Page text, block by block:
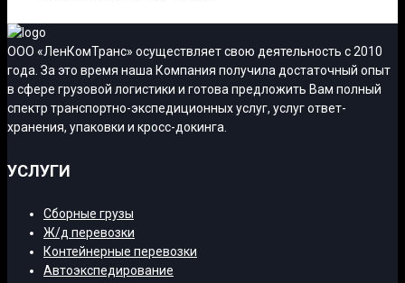
ООО «ЛенКомТранс» осуществляет свою деятельность с 2010
года. За это время наша Компания получила достаточный опыт
в сфере грузовой логистики и готова предложить Вам полный
спектр транспортно-экспедиционных услуг, услуг ответ-
хранения, упаковки и кросс-докинга.
УСЛУГИ
Сборные грузы
Ж/д перевозки
Контейнерные перевозки
Автоэкспедирование